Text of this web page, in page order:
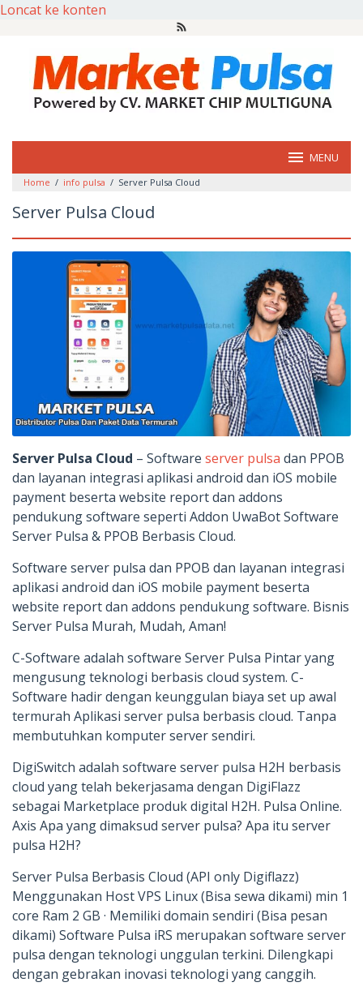
Loncat ke konten
MENU
Home / info pulsa / Server Pulsa Cloud
Server Pulsa Cloud
Server Pulsa Cloud – Software server pulsa dan PPOB
dan layanan integrasi aplikasi android dan iOS mobile
payment beserta website report dan addons
pendukung software seperti Addon UwaBot Software
Server Pulsa & PPOB Berbasis Cloud.
Software server pulsa dan PPOB dan layanan integrasi
aplikasi android dan iOS mobile payment beserta
website report dan addons pendukung software. Bisnis
Server Pulsa Murah, Mudah, Aman!
C-Software adalah software Server Pulsa Pintar yang
mengusung teknologi berbasis cloud system. C-
Software hadir dengan keunggulan biaya set up awal
termurah Aplikasi server pulsa berbasis cloud. Tanpa
membutuhkan komputer server sendiri.
DigiSwitch adalah software server pulsa H2H berbasis
cloud yang telah bekerjasama dengan DigiFlazz
sebagai Marketplace produk digital H2H. Pulsa Online.
Axis Apa yang dimaksud server pulsa? Apa itu server
pulsa H2H?
Server Pulsa Berbasis Cloud (API only Digiflazz)
Menggunakan Host VPS Linux (Bisa sewa dikami) min 1
core Ram 2 GB · Memiliki domain sendiri (Bisa pesan
dikami) Software Pulsa iRS merupakan software server
pulsa dengan teknologi unggulan terkini. Dilengkapi
dengan gebrakan inovasi teknologi yang canggih.